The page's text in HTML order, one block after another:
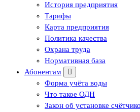
История предприятия
Тарифы
Карта предприятия
Политика качества
Охрана труда
Нормативная база
Абонентам
Форма учёта воды
Что такое ОДН
Закон об установке